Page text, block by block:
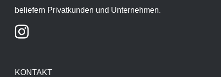
beliefern Privatkunden und Unternehmen.
KONTAKT